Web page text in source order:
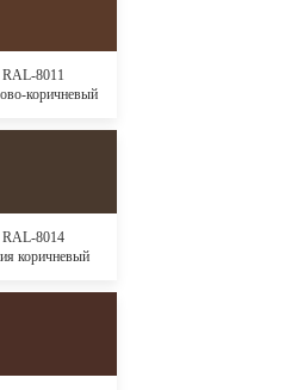
RAL-8011
коричневый
RAL-8014
коричневый